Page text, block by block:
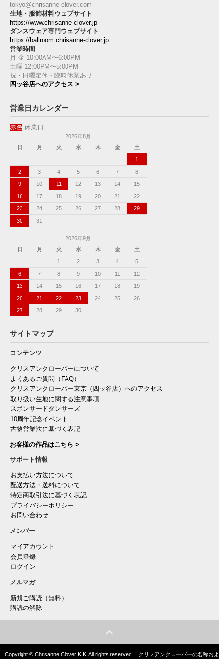
tokyo@chrisanne-clover.com
生地・服飾材料ウェブサイト
https://www.chrisanne-clover.jp
ダンスウェア専門ウェブサイト
https://ballroom.chrisanne-clover.jp
営業時間
月-金 10:00AM〜6:00PM
土曜 12:00PM〜5:00PM
祝・日曜定休・臨時休業あり
四ッ谷店へのアクセス >
営業日カレンダー
赤色 休業日
2026年8月
日
月 火 水 木 金 土
1
2 3 4 5 6 7 8
9 10 11 12 13 14 15
16 17 18 19 20 21 22
23 24 25 26 27 28 29
30 31
2026年9月
日
月 火 水 木 金 土
1 2 3 4 5
6 7 8 9 10 11 12
13 14 15 16 17 18 19
20 21 22 23 24 25 26
27 28 29 30
サイトマップ
コンテンツ
クリスアンクローバーについて
よくあるご質問（FAQ）
クリスアンクローバー東京（四ッ谷店）へのアクセス
取り扱い生地に関する注意事項
スポンサードダンサーズ
10周年記念イベント
古物営業法に基づく表記
お客様の作品はこちら >
サポート情報
お支払い方法について
配送方法・送料について
特定商取引法に基づく表記
プライバシーポリシー
お問い合わせ
メンバー
マイアカウント
会員登録
ログイン
メルマガ
新規ご購読（無料）
購読の解除
Copyright © Chrisanne Clover K.K. All rights reserved. クリスアンクローバーの名称およ